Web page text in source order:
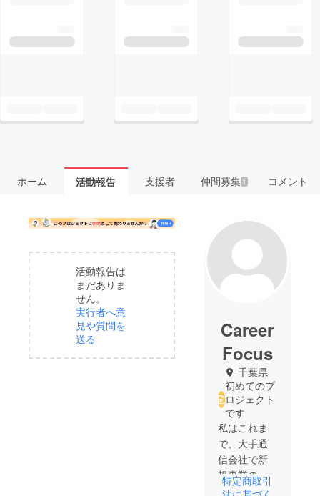
ホーム 活動報告 支援者 仲間募集 1 コメント
活動報告は
まだありま
せん。
実行者へ意
見や質問を
送る
Career
Focus
千葉県
初めてのプ
ロジェクト
です
私はこれま
で、大手通
信会社で新
規事業の立
ち上げと運
特定商取引